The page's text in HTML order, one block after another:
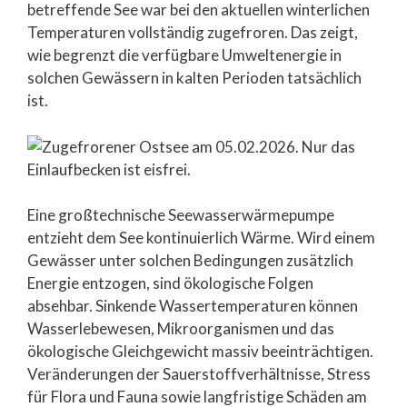
betreffende See war bei den aktuellen winterlichen
Temperaturen vollständig zugefroren. Das zeigt,
wie begrenzt die verfügbare Umweltenergie in
solchen Gewässern in kalten Perioden tatsächlich
ist.
Eine großtechnische Seewasserwärmepumpe
entzieht dem See kontinuierlich Wärme. Wird einem
Gewässer unter solchen Bedingungen zusätzlich
Energie entzogen, sind ökologische Folgen
absehbar. Sinkende Wassertemperaturen können
Wasserlebewesen, Mikroorganismen und das
ökologische Gleichgewicht massiv beeinträchtigen.
Veränderungen der Sauerstoffverhältnisse, Stress
für Flora und Fauna sowie langfristige Schäden am